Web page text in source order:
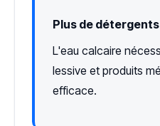
Plus de détergents
L'eau calcaire
lessive et produits
efficace.